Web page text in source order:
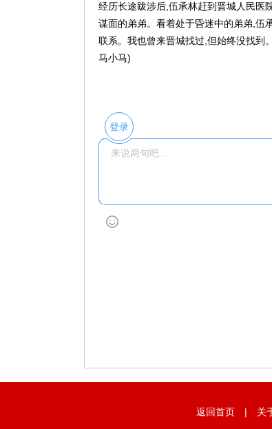
经历长途跋涉后,伍承林赶到晋城人民医
谋面的弟弟。看着处于昏迷中的弟弟,伍
联系。我也曾来晋城找过,但始终没找到
马小马)
登录
返回首页 | 关